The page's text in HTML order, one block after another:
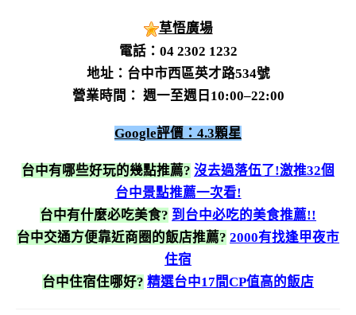
草悟廣場
電話：04 2302 1232
地址：台中市西區英才路534號
營業時間： 週一至週日10:00–22:00
Google評價：4.3顆星
台中有哪些好玩的幾點推薦? 沒去過落伍了!激推32個
台中景點推薦一次看!
台中有什麼必吃美食? 到台中必吃的美食推薦!!
台中交通方便靠近商圈的飯店推薦? 2000有找逢甲夜市
住宿
台中住宿住哪好? 精選台中17間CP值高的飯店